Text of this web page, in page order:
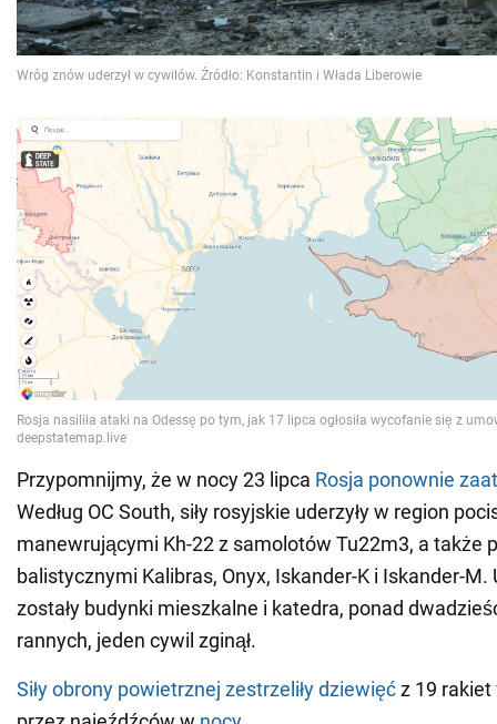
Przypomnijmy, że w nocy 23 lipca Rosja ponownie
Według OC South, siły rosyjskie uderzyły w region
manewrującymi Kh-22 z samolotów Tu22m3, a także
balistycznymi Kalibras, Onyx, Iskander-K i Iskander-M.
zostały budynki mieszkalne i katedra, ponad
rannych, jeden cywil zginął.
Siły obrony powietrznej zestrzeliły dziewięćz 19